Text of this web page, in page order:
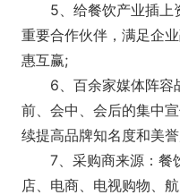
5、给餐饮产业插上
重要合作伙伴，满足企
惠互赢;
6、百余家媒体阵容
前、会中、会后的集中
续提高品牌知名度和美誉
7、采购商来源：餐
店、电商、电视购物、